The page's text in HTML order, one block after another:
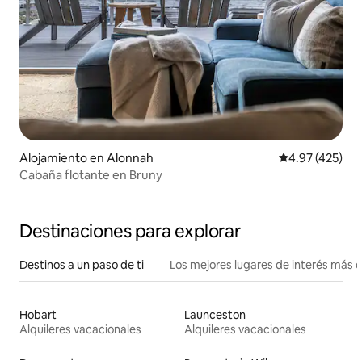
Alojamiento en Alonnah Calificación
4.97 (425)
Cabaña flotante en Bruny
Destinaciones para explorar
Destinos a un paso de ti Los mejores lugares de interés más
Hobart
Alquileres vacacionales
Launceston
Alquileres vacacionales